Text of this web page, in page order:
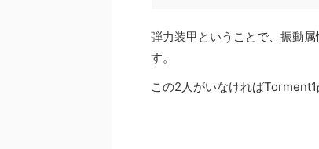
弾力装甲ということで、振動
す。
この2人がいなければTorment1